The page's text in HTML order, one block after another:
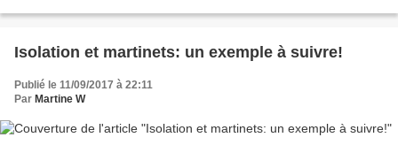
Isolation et martinets: un exemple à suivre!
Publié le 11/09/2017 à 22:11
Par Martine W